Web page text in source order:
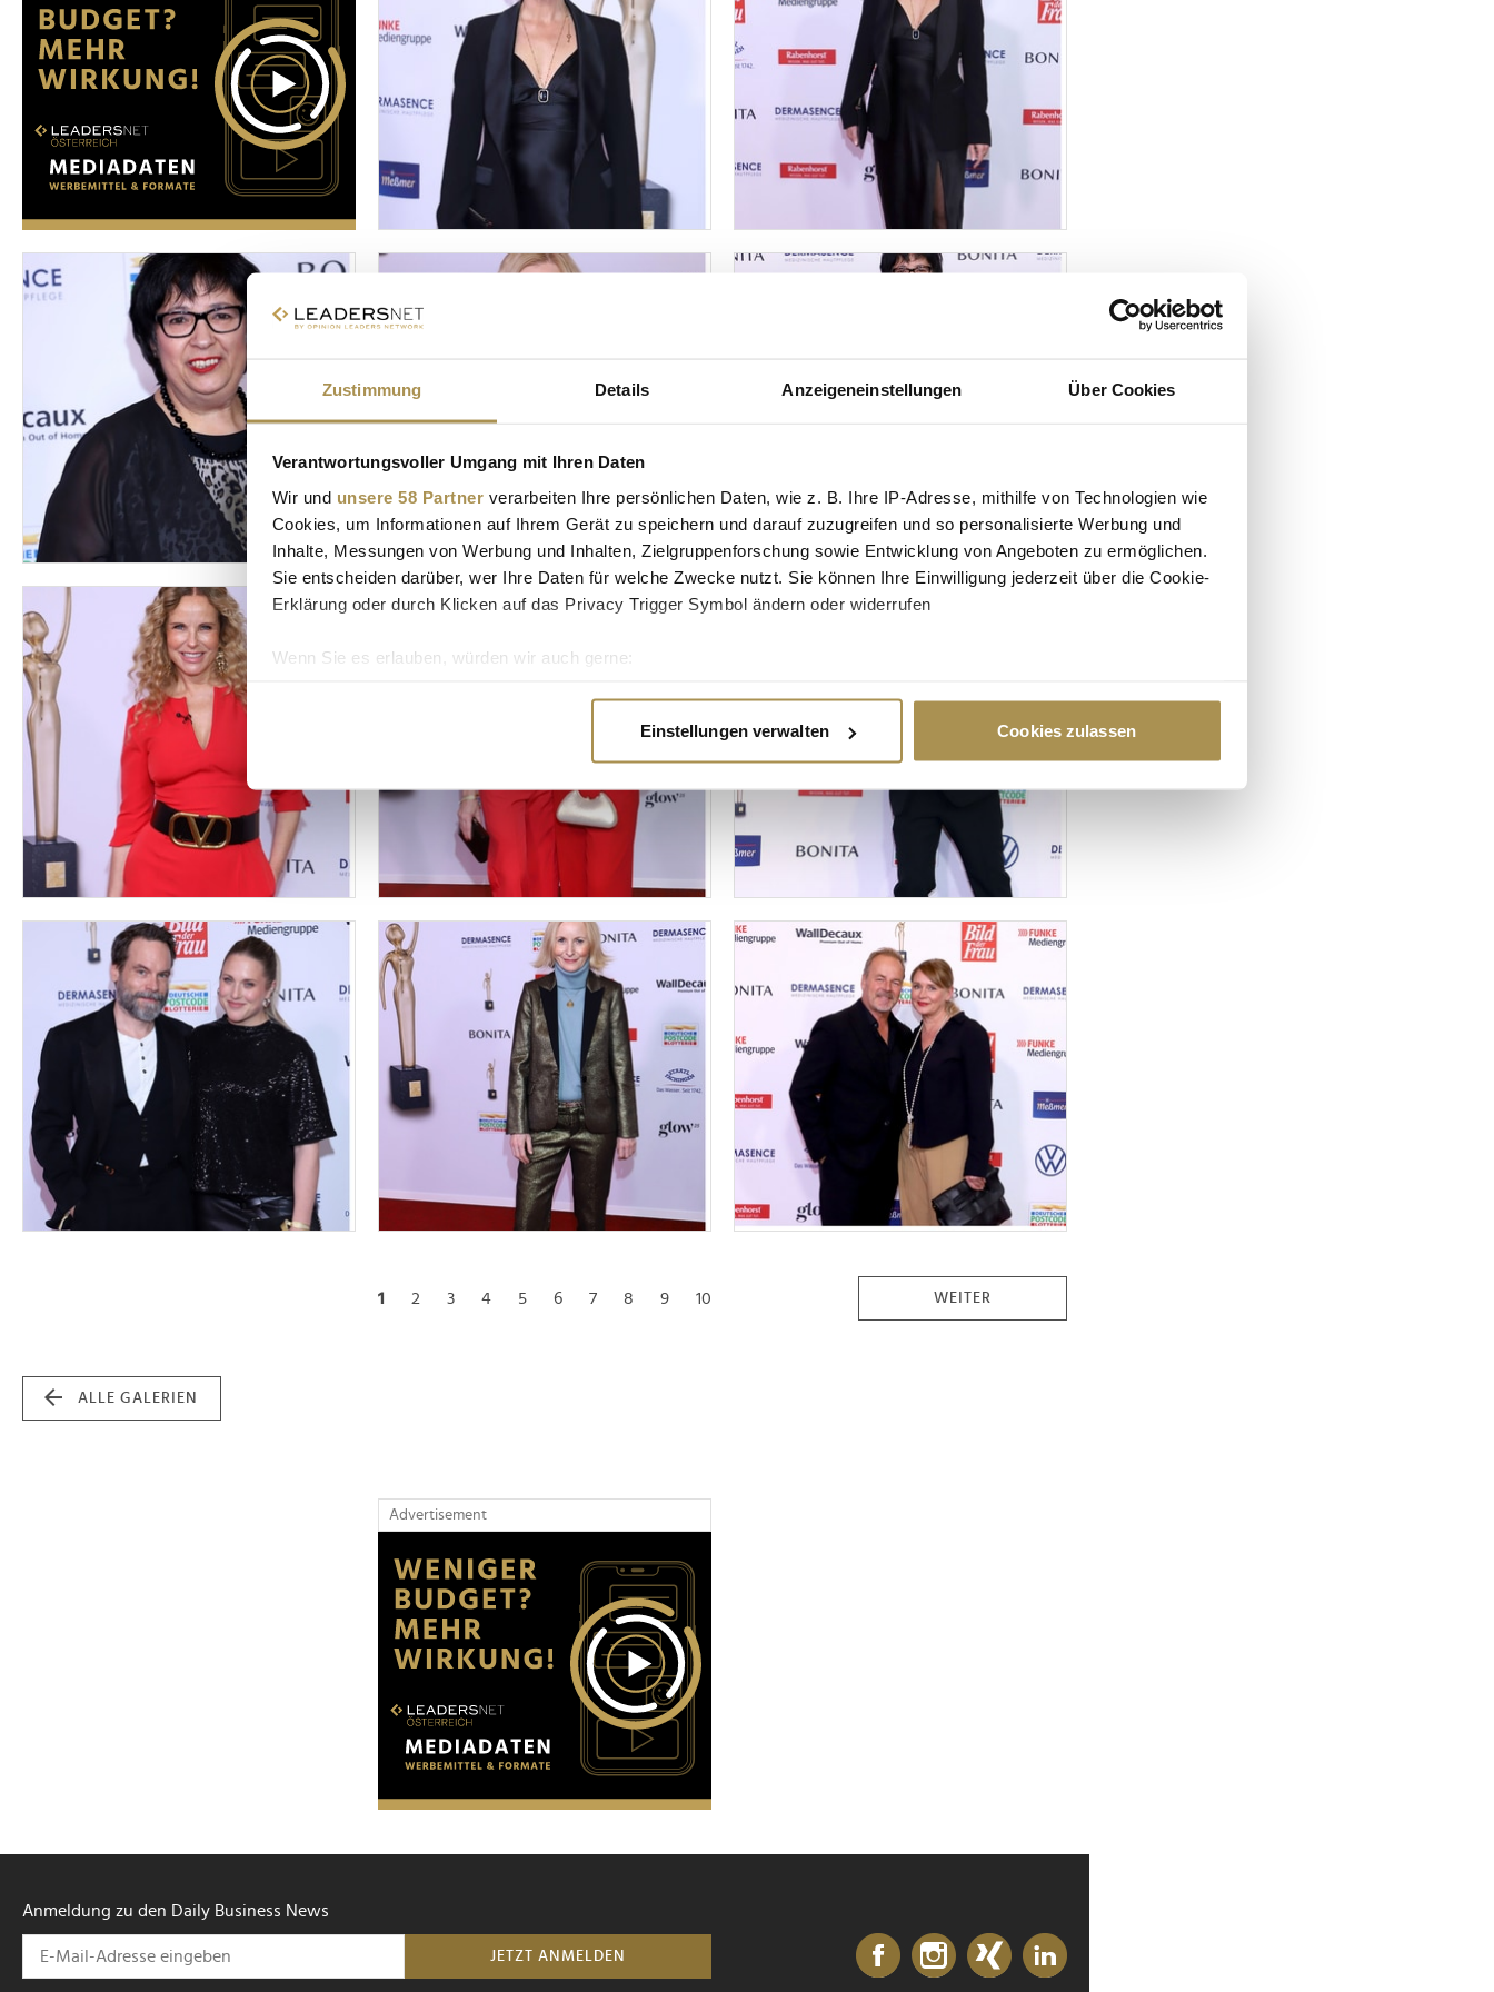
Zustimmung Details Anzeigeneinstellungen Über Cookies
Verantwortungsvoller Umgang mit Ihren Daten
Wir und unsere 58 Partner verarbeiten Ihre persönlichen Daten, wie z. B. Ihre IP-Adresse, mithilfe von Technologien wie
Cookies, um Informationen auf Ihrem Gerät zu speichern und darauf zuzugreifen und so personalisierte Werbung und
Inhalte, Messungen von Werbung und Inhalten, Zielgruppenforschung sowie Entwicklung von Angeboten zu ermöglichen.
Sie entscheiden darüber, wer Ihre Daten für welche Zwecke nutzt. Sie können Ihre Einwilligung jederzeit über die Cookie-
Erklärung oder durch Klicken auf das Privacy Trigger Symbol ändern oder widerrufen
Wenn Sie es erlauben, würden wir auch gerne:
Erfahren Sie mehr darüber, wie Ihre persönlichen Daten verarbeitet werden, und legen Sie Ihre Präferenzen im
Wir verwenden Cookies, um Inhalte und Anzeigen zu personalisieren, Funktionen für soziale Medien anbieten zu können
und die Zugriffe auf unsere Website zu analysieren. Außerdem geben wir Informationen zu Ihrer Verwendung unserer
Website an unsere Partner für soziale Medien, Werbung und Analysen weiter. Unsere Partner führen diese Informationen
der Dienste gesammelt haben.
Einstellungen verwalten Cookies zulassen
1 2 3 4 5 6 7 8 9 10 WEITER
ALLE GALERIEN
Advertisement
Anmeldung zu den Daily Business News
JETZT ANMELDEN